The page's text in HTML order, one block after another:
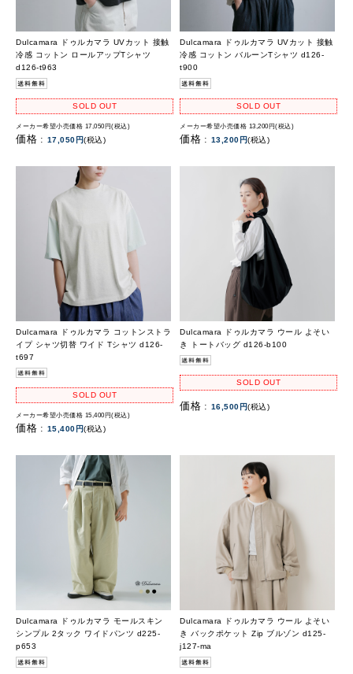
Dulcamara ドゥルカマラ UVカット 接触
冷感 コットン ロールアップTシャツ
d126-t963
SOLD OUT
メーカー希望小売価格 17,050円(税込)
価格 : 17,050円(税込)
Dulcamara ドゥルカマラ UVカット 接触
冷感 コットン バルーンTシャツ d126-
t900
SOLD OUT
メーカー希望小売価格 13,200円(税込)
価格 : 13,200円(税込)
Dulcamara ドゥルカマラ コットンストラ
イプ シャツ切替 ワイド Tシャツ d126-
t697
SOLD OUT
メーカー希望小売価格 15,400円(税込)
価格 : 15,400円(税込)
Dulcamara ドゥルカマラ ウール よそい
き トートバッグ d126-b100
SOLD OUT
価格 : 16,500円(税込)
Dulcamara ドゥルカマラ モールスキン
シンプル 2タック ワイドパンツ d225-
p653
Dulcamara ドゥルカマラ ウール よそい
き バックポケット Zip ブルゾン d125-
j127-ma